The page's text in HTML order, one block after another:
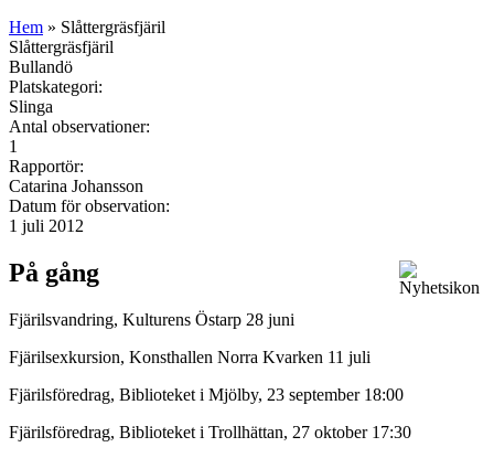
Hem » Slåttergräsfjäril
Slåttergräsfjäril
Bullandö
Platskategori:
Slinga
Antal observationer:
1
Rapportör:
Catarina Johansson
Datum för observation:
1 juli 2012
På gång
Fjärilsvandring, Kulturens Östarp 28 juni
Fjärilsexkursion, Konsthallen Norra Kvarken 11 juli
Fjärilsföredrag, Biblioteket i Mjölby, 23 september 18:00
Fjärilsföredrag, Biblioteket i Trollhättan, 27 oktober 17:30